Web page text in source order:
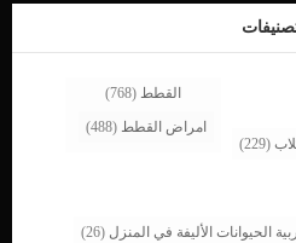
أعراض متعلقة بتسمم مضادات الاكتئاب عند
(229)
القطط (768)
امراض القطط (488)
الحيوانات الأليفة في المنزل (26)